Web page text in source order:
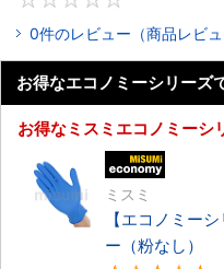
0件のレビュー（商品レビュ
お得なエコノミーシリーズ
お得なミスミエコノミーシ
ミスミ
【エコノミー
ー（粉なし）